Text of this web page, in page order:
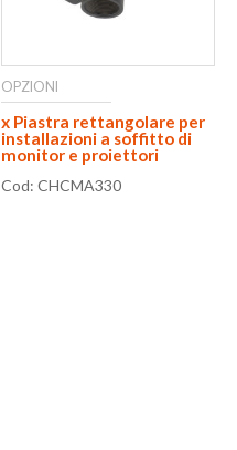
OPZIONI
x Piastra rettangolare per
installazioni a soffitto di
monitor e proiettori
Cod: CHCMA330